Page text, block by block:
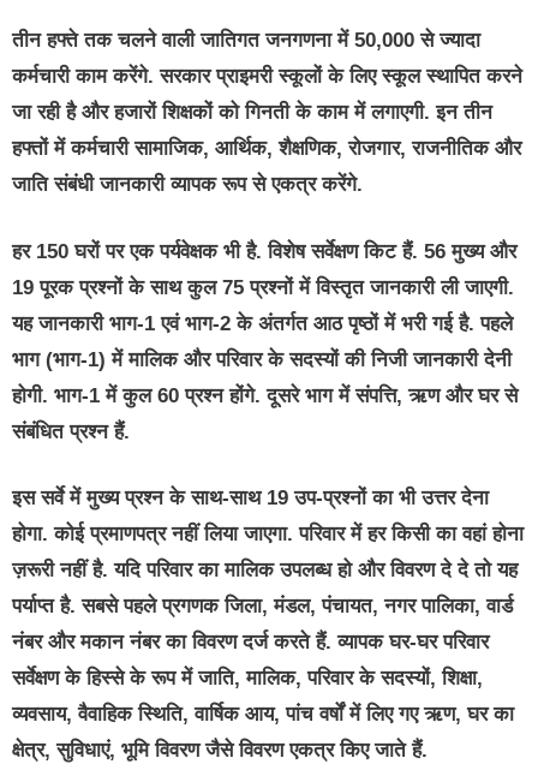
तीन हफ्ते तक चलने वाली जातिगत जनगणना में 50,000 से ज्यादा
कर्मचारी काम करेंगे. सरकार प्राइमरी स्कूलों के लिए स्कूल स्थापित करने
जा रही है और हजारों शिक्षकों को गिनती के काम में लगाएगी. इन तीन
हफ्तों में कर्मचारी सामाजिक, आर्थिक, शैक्षणिक, रोजगार, राजनीतिक और
जाति संबंधी जानकारी व्यापक रूप से एकत्र करेंगे.
हर 150 घरों पर एक पर्यवेक्षक भी है. विशेष सर्वेक्षण किट हैं. 56 मुख्य और
19 पूरक प्रश्नों के साथ कुल 75 प्रश्नों में विस्तृत जानकारी ली जाएगी.
यह जानकारी भाग-1 एवं भाग-2 के अंतर्गत आठ पृष्ठों में भरी गई है. पहले
भाग (भाग-1) में मालिक और परिवार के सदस्यों की निजी जानकारी देनी
होगी. भाग-1 में कुल 60 प्रश्न होंगे. दूसरे भाग में संपत्ति, ऋण और घर से
संबंधित प्रश्न हैं.
इस सर्वे में मुख्य प्रश्न के साथ-साथ 19 उप-प्रश्नों का भी उत्तर देना
होगा. कोई प्रमाणपत्र नहीं लिया जाएगा. परिवार में हर किसी का वहां होना
ज़रूरी नहीं है. यदि परिवार का मालिक उपलब्ध हो और विवरण दे दे तो यह
पर्याप्त है. सबसे पहले प्रगणक जिला, मंडल, पंचायत, नगर पालिका, वार्ड
नंबर और मकान नंबर का विवरण दर्ज करते हैं. व्यापक घर-घर परिवार
सर्वेक्षण के हिस्से के रूप में जाति, मालिक, परिवार के सदस्यों, शिक्षा,
व्यवसाय, वैवाहिक स्थिति, वार्षिक आय, पांच वर्षों में लिए गए ऋण, घर का
क्षेत्र, सुविधाएं, भूमि विवरण जैसे विवरण एकत्र किए जाते हैं.